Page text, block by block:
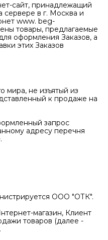
сайт, принадлежащий
в г. Москва и
www. beg-
товары, предлагаемые
оформления Заказов, а
этих Заказов
мира, не изъятый из
к продаже на
запрос
адресу перечня
ООО "ОТК".
магазин, Клиент
товаров (далее -